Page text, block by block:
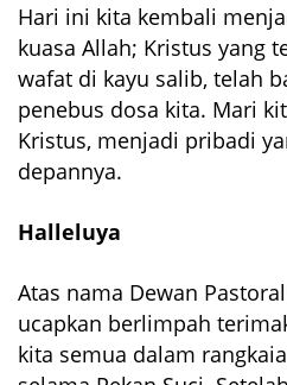
Hari ini kita kembali
kuasa Allah; Kristus yang
wafat di kayu salib, telah
penebus dosa kita. Mari
Kristus, menjadi pribadi
depannya.
Halleluya
Atas nama Dewan
ucapkan berlimpah
kita semua dalam